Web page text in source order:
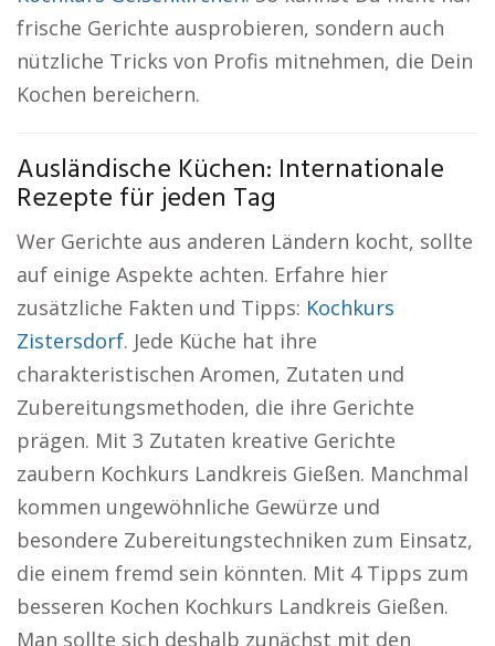
frische Gerichte ausprobieren, sondern auch
nützliche Tricks von Profis mitnehmen, die Dein
Kochen bereichern.
Ausländische Küchen: Internationale
Rezepte für jeden Tag
Wer Gerichte aus anderen Ländern kocht, sollte
auf einige Aspekte achten. Erfahre hier
zusätzliche Fakten und Tipps: Kochkurs
Zistersdorf. Jede Küche hat ihre
charakteristischen Aromen, Zutaten und
Zubereitungsmethoden, die ihre Gerichte
prägen. Mit 3 Zutaten kreative Gerichte
zaubern Kochkurs Landkreis Gießen. Manchmal
kommen ungewöhnliche Gewürze und
besondere Zubereitungstechniken zum Einsatz,
die einem fremd sein könnten. Mit 4 Tipps zum
besseren Kochen Kochkurs Landkreis Gießen.
Man sollte sich deshalb zunächst mit den